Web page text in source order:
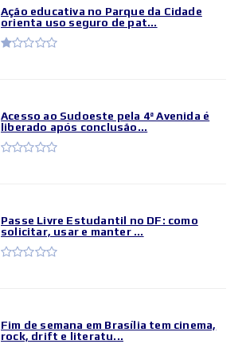
Ação educativa no Parque da Cidade
orienta uso seguro de pat...
Acesso ao Sudoeste pela 4ª Avenida é
liberado após conclusão...
Passe Livre Estudantil no DF: como
solicitar, usar e manter ...
Fim de semana em Brasília tem cinema,
rock, drift e literatu...